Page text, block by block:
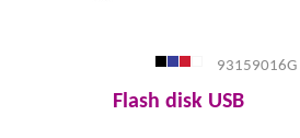
93159016G
Flash disk USB